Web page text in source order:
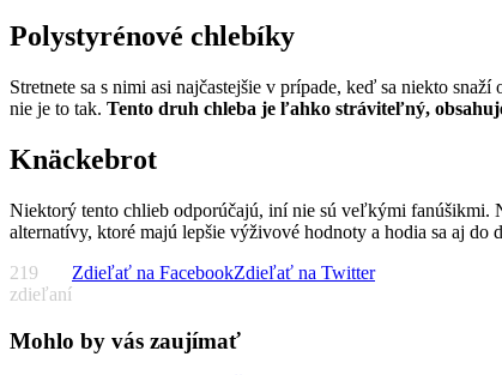
Polystyrénové chlebíky
Stretnete sa s nimi asi najčastejšie v prípade, keď sa niekto
nie je to tak. Tento druh chleba je ľahko stráviteľný,
Knäckebrot
Niektorý tento chlieb odporúčajú, iní nie sú veľkými fanúšikmi.
alternatívy, ktoré majú lepšie výživové hodnoty a hodia sa aj do
219
zdieľaní
Zdieľať na FacebookZdieľať na Twitter
Mohlo by vás zaujímať